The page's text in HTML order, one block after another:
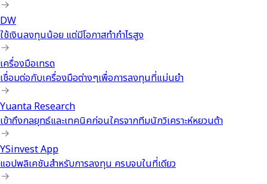
DW
ใช้เงินลงทุนน้อย แต่มีโอกาสทำกำไรสูง
เครื่องมือเทรด
เชื่อมต่อกับเครื่องมือต่างๆเพื่อการลงทุนที่แม่นยำ
Yuanta Research
เข้าถึงกลยุทธ์และเทคนิคก่อนใครจากทีมนักวิเคราะห์หยวนต้า
YSinvest App
แอปพลิเคชันสำหรับการลงทุน ครบจบในที่เดียว